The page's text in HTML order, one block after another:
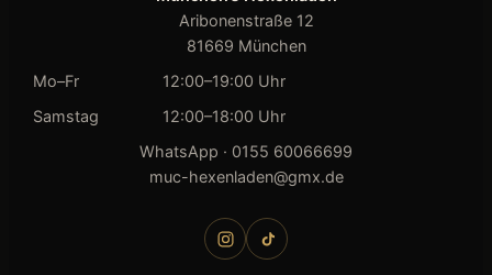
Aribonenstraße 12
81669 München
Mo–Fr
12:00–19:00 Uhr
Samstag
12:00–18:00 Uhr
WhatsApp · 0155 60066699
muc-hexenladen@gmx.de